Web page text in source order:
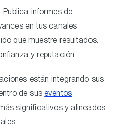
Publica informes de
en tus canales
que muestre resultados.
y reputación.
están integrando sus
de suseventos
significativos y alineados